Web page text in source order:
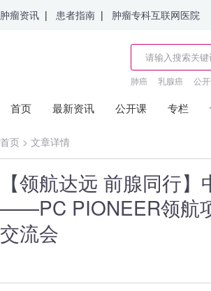
肿瘤资讯 | 患者指南 | 肿瘤专科互联网医院
肺癌 乳腺癌 公
首页 最新资讯 公开课 专栏
首页 > 文章详情
【领航达远 前腺同行
——PC PIONEER领航
交流会